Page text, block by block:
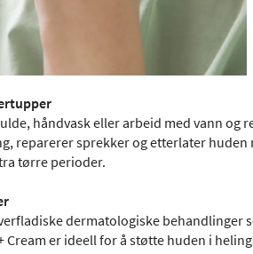
håndvask eller arbeid med vann
reparerer sprekker og etterlater
tørre perioder.
dermatologiske behandlinger
Cream er ideell for å støtte huden i